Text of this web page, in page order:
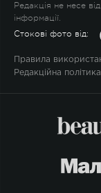
Редакція не несе
інформації.
Стокові фото від:
Правила
Редакційна політика